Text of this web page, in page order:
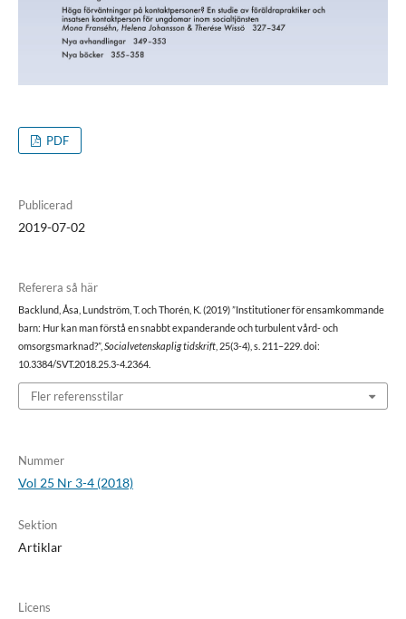
PDF
Publicerad
2019-07-02
Referera så här
Backlund, Åsa, Lundström, T. och Thorén, K. (2019) ”Institutioner för ensamkommande
barn: Hur kan man förstå en snabbt expanderande och turbulent vård- och
omsorgsmarknad?”, Socialvetenskaplig tidskrift, 25(3-4), s. 211–229. doi:
10.3384/SVT.2018.25.3-4.2364.
Fler referensstilar
Nummer
Vol 25 Nr 3-4 (2018)
Sektion
Artiklar
Licens